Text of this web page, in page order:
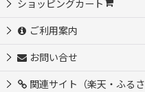
ショッピングカート
ご利用案内
お問い合せ
関連サイト（楽天・ふる